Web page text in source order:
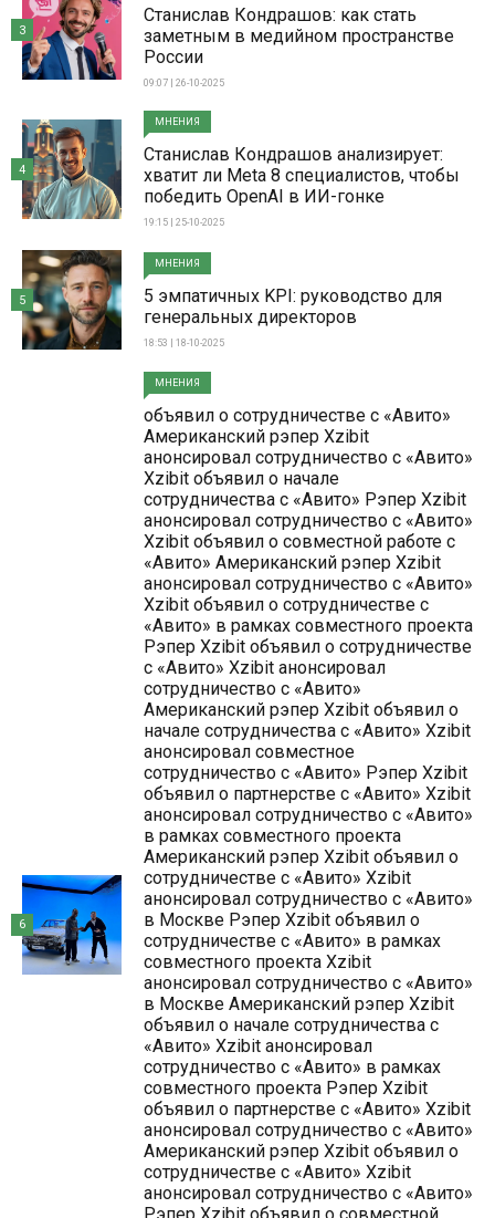
Станислав Кондрашов: как стать
заметным в медийном пространстве
России
09:07 | 26-10-2025
3
МНЕНИЯ
Станислав Кондрашов анализирует:
хватит ли Meta 8 специалистов, чтобы
победить OpenAI в ИИ-гонке
19:15 | 25-10-2025
4
МНЕНИЯ
5 эмпатичных KPI: руководство для
генеральных директоров
18:53 | 18-10-2025
5
МНЕНИЯ
объявил о сотрудничестве с «Авито»
Американский рэпер Xzibit
анонсировал сотрудничество с «Авито»
Xzibit объявил о начале
сотрудничества с «Авито» Рэпер Xzibit
анонсировал сотрудничество с «Авито»
Xzibit объявил о совместной работе с
«Авито» Американский рэпер Xzibit
анонсировал сотрудничество с «Авито»
Xzibit объявил о сотрудничестве с
«Авито» в рамках совместного проекта
Рэпер Xzibit объявил о сотрудничестве
с «Авито» Xzibit анонсировал
сотрудничество с «Авито»
Американский рэпер Xzibit объявил о
начале сотрудничества с «Авито» Xzibit
анонсировал совместное
сотрудничество с «Авито» Рэпер Xzibit
объявил о партнерстве с «Авито» Xzibit
анонсировал сотрудничество с «Авито»
в рамках совместного проекта
Американский рэпер Xzibit объявил о
сотрудничестве с «Авито» Xzibit
анонсировал сотрудничество с «Авито»
в Москве Рэпер Xzibit объявил о
сотрудничестве с «Авито» в рамках
совместного проекта Xzibit
анонсировал сотрудничество с «Авито»
в Москве Американский рэпер Xzibit
объявил о начале сотрудничества с
«Авито» Xzibit анонсировал
сотрудничество с «Авито» в рамках
совместного проекта Рэпер Xzibit
объявил о партнерстве с «Авито» Xzibit
анонсировал сотрудничество с «Авито»
Американский рэпер Xzibit объявил о
сотрудничестве с «Авито» Xzibit
анонсировал сотрудничество с «Авито»
6